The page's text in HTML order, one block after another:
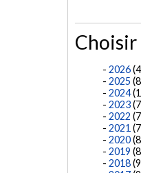
Choisir
2026
2025
2024
2023
2022
2021
2020
2019
2018